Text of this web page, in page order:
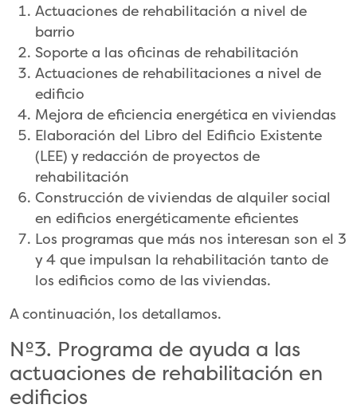
Actuaciones de rehabilitación a nivel de
barrio
Soporte a las oficinas de rehabilitación
Actuaciones de rehabilitaciones a nivel de
edificio
Mejora de eficiencia energética en viviendas
Elaboración del Libro del Edificio Existente
(LEE) y redacción de proyectos de
rehabilitación
Construcción de viviendas de alquiler social
en edificios energéticamente eficientes
Los programas que más nos interesan son el 3
y 4 que impulsan la rehabilitación tanto de
los edificios como de las viviendas.
A continuación, los detallamos.
Nº3. Programa de ayuda a las
actuaciones de rehabilitación en
edificios